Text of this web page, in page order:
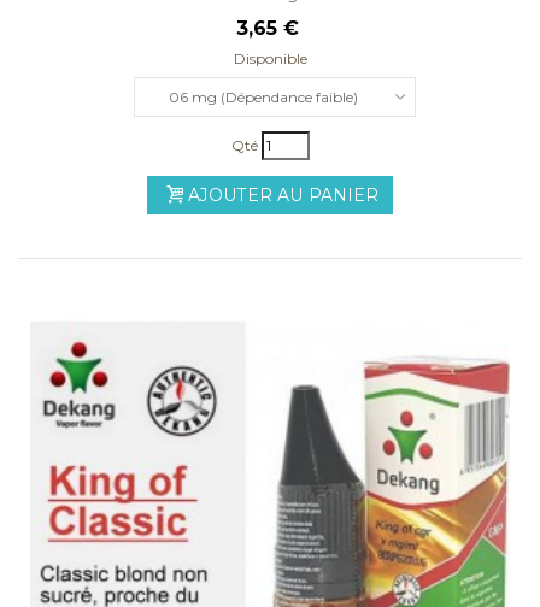
3,65 €
Disponible
06 mg (Dépendance faible)
Qté
AJOUTER AU PANIER